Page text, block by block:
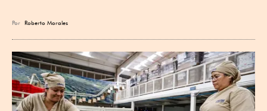
Por Roberto Morales